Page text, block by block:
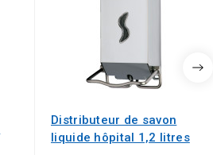
Distributeur de savon
liquide hôpital 1,2 litres